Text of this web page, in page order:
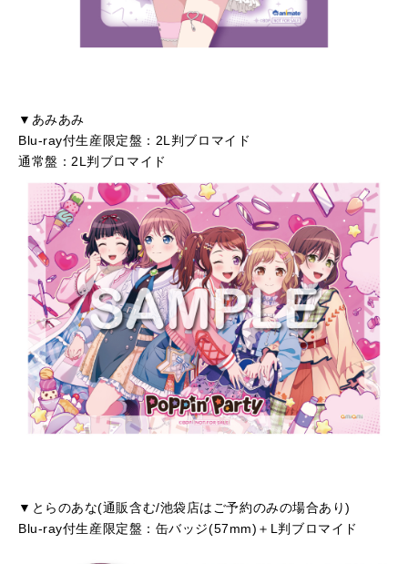
▼あみあみ
Blu-ray付生産限定盤：2L判ブロマイド
通常盤：2L判ブロマイド
▼とらのあな(通販含む/池袋店はご予約のみの場合あり)
Blu-ray付生産限定盤：缶バッジ(57mm)＋L判ブロマイド